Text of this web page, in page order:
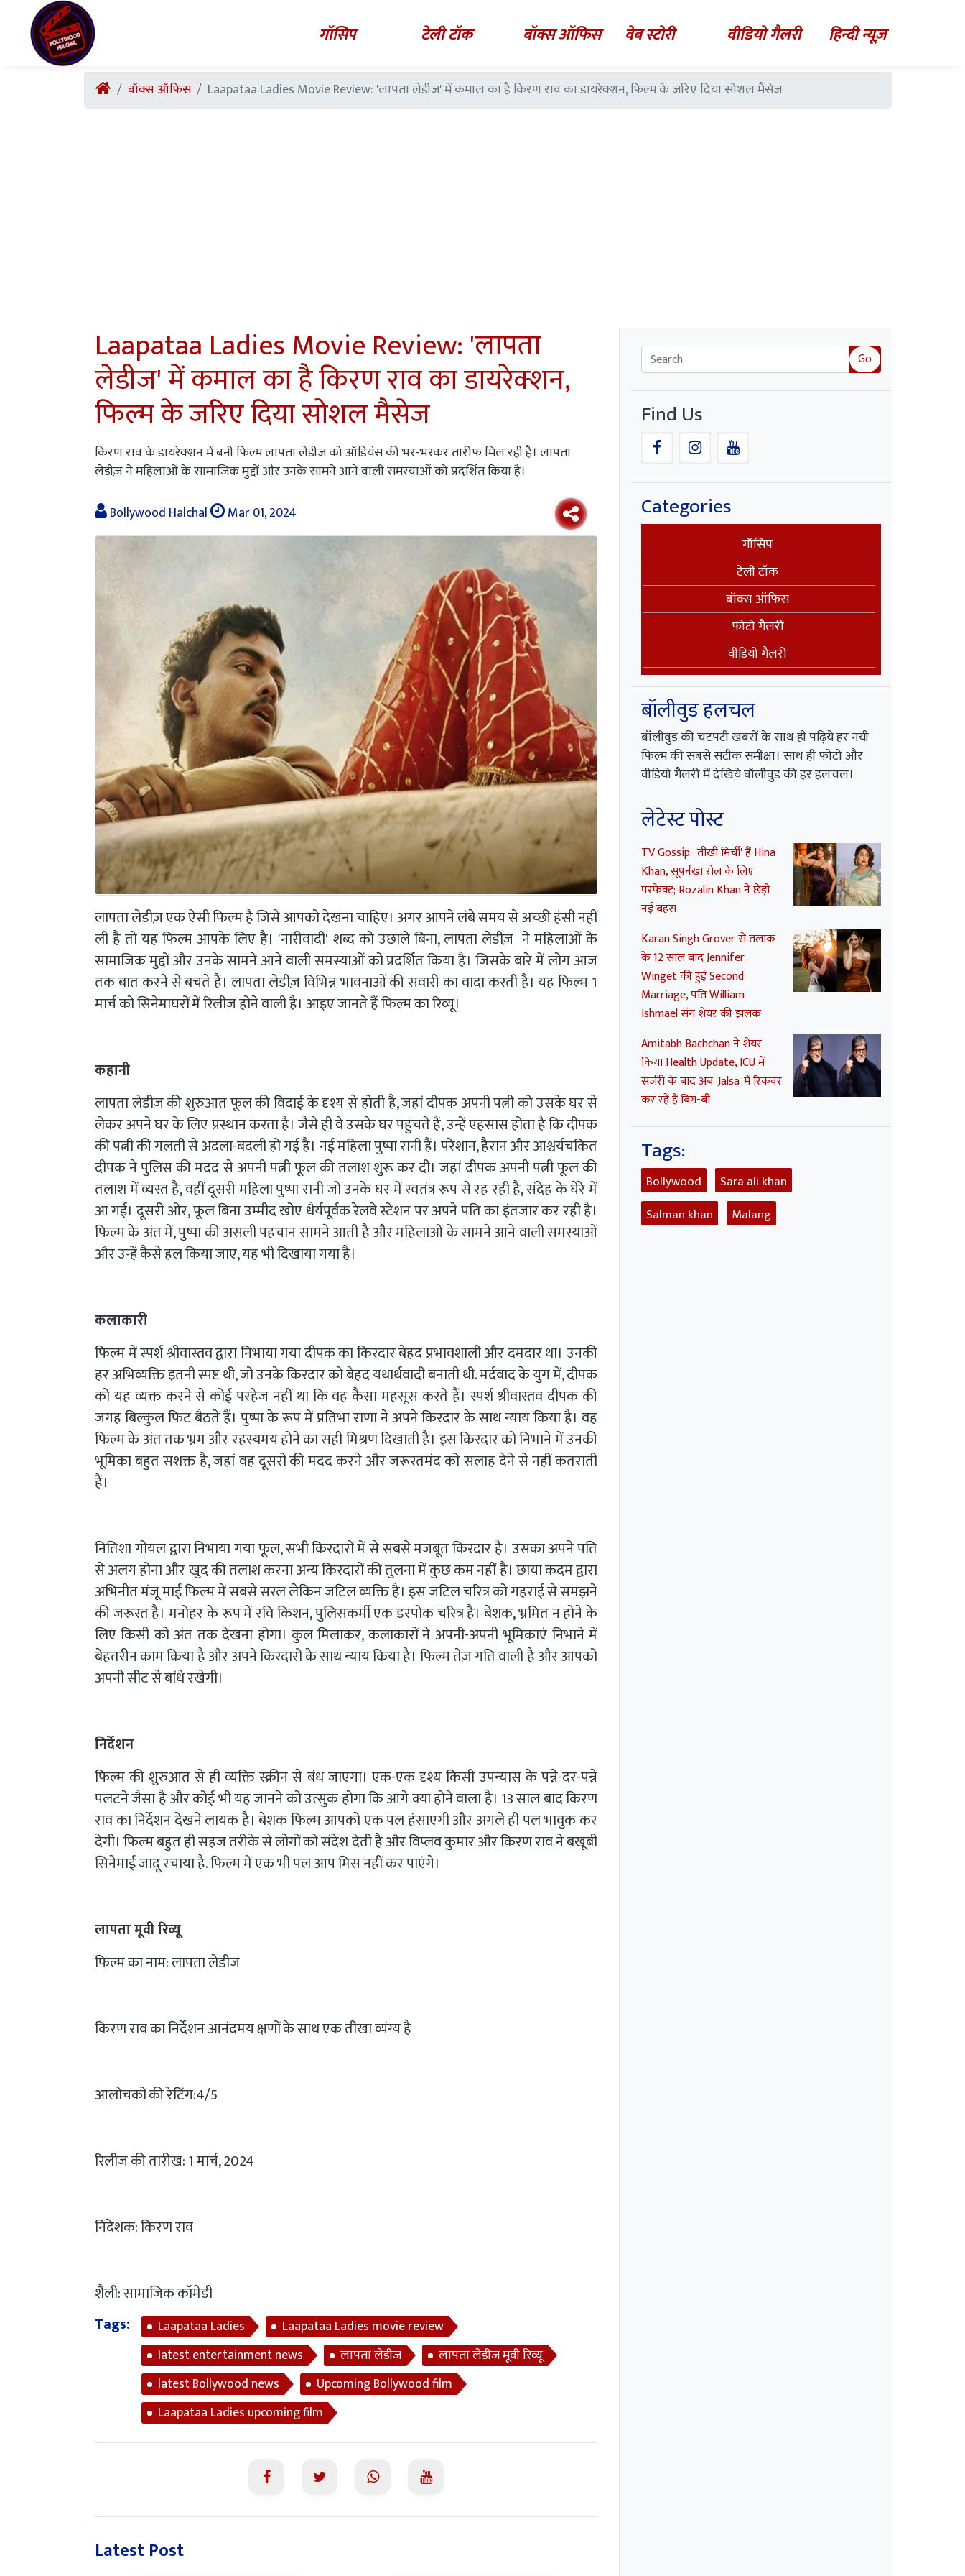
गॉसिप टेली टॉक बॉक्स ऑफिस वेब स्टोरी वीडियो गैलरी हिन्दी न्यूज़
बॉक्स ऑफिस Laapataa Ladies Movie Review: 'लापता लेडीज' में कमाल का है किरण राव का डायरेक्शन, फिल्म के जरिए दिया सोशल मैसेज
Laapataa Ladies Movie Review: 'लापता
लेडीज' में कमाल का है किरण राव का डायरेक्शन,
फिल्म के जरिए दिया सोशल मैसेज
किरण राव के डायरेक्शन में बनी फिल्म लापता लेडीज को ऑडियंस की भर-भरकर तारीफ मिल रही है। लापता
लेडीज़ ने महिलाओं के सामाजिक मुद्दों और उनके सामने आने वाली समस्याओं को प्रदर्शित किया है।
Bollywood Halchal
Mar 01, 2024
लापता लेडीज़ एक ऐसी फिल्म है जिसे आपको देखना चाहिए। अगर आपने लंबे समय से अच्छी हंसी नहीं
ली है तो यह फिल्म आपके लिए है। 'नारीवादी' शब्द को उछाले बिना, लापता लेडीज़ ने महिलाओं के
सामाजिक मुद्दों और उनके सामने आने वाली समस्याओं को प्रदर्शित किया है। जिसके बारे में लोग आज
तक बात करने से बचते हैं। लापता लेडीज़ विभिन्न भावनाओं की सवारी का वादा करती है। यह फिल्म 1
मार्च को सिनेमाघरों में रिलीज होने वाली है। आइए जानते हैं फिल्म का रिव्यू।
कहानी
लापता लेडीज़ की शुरुआत फूल की विदाई के दृश्य से होती है, जहां दीपक अपनी पत्नी को उसके घर से
लेकर अपने घर के लिए प्रस्थान करता है। जैसे ही वे उसके घर पहुंचते हैं, उन्हें एहसास होता है कि दीपक
की पत्नी की गलती से अदला-बदली हो गई है। नई महिला पुष्पा रानी हैं। परेशान, हैरान और आश्चर्यचकित
दीपक ने पुलिस की मदद से अपनी पत्नी फूल की तलाश शुरू कर दी। जहां दीपक अपनी पत्नी फूल की
तलाश में व्यस्त है, वहीं दूसरी महिला पुष्पा रानी जो उनके घर में स्वतंत्र रूप से रह रही है, संदेह के घेरे में
आ गई। दूसरी ओर, फूल बिना उम्मीद खोए धैर्यपूर्वक रेलवे स्टेशन पर अपने पति का इंतजार कर रही है।
फिल्म के अंत में, पुष्पा की असली पहचान सामने आती है और महिलाओं के सामने आने वाली समस्याओं
और उन्हें कैसे हल किया जाए, यह भी दिखाया गया है।
कलाकारी
फिल्म में स्पर्श श्रीवास्तव द्वारा निभाया गया दीपक का किरदार बेहद प्रभावशाली और दमदार था। उनकी
हर अभिव्यक्ति इतनी स्पष्ट थी, जो उनके किरदार को बेहद यथार्थवादी बनाती थी. मर्दवाद के युग में, दीपक
को यह व्यक्त करने से कोई परहेज नहीं था कि वह कैसा महसूस करते हैं। स्पर्श श्रीवास्तव दीपक की
जगह बिल्कुल फिट बैठते हैं। पुष्पा के रूप में प्रतिभा राणा ने अपने किरदार के साथ न्याय किया है। वह
फिल्म के अंत तक भ्रम और रहस्यमय होने का सही मिश्रण दिखाती है। इस किरदार को निभाने में उनकी
भूमिका बहुत सशक्त है, जहां वह दूसरों की मदद करने और जरूरतमंद को सलाह देने से नहीं कतराती
हैं।
नितिशा गोयल द्वारा निभाया गया फूल, सभी किरदारों में से सबसे मजबूत किरदार है। उसका अपने पति
से अलग होना और खुद की तलाश करना अन्य किरदारों की तुलना में कुछ कम नहीं है। छाया कदम द्वारा
अभिनीत मंजू माई फिल्म में सबसे सरल लेकिन जटिल व्यक्ति है। इस जटिल चरित्र को गहराई से समझने
की जरूरत है। मनोहर के रूप में रवि किशन, पुलिसकर्मी एक डरपोक चरित्र है। बेशक, भ्रमित न होने के
लिए किसी को अंत तक देखना होगा। कुल मिलाकर, कलाकारों ने अपनी-अपनी भूमिकाएं निभाने में
बेहतरीन काम किया है और अपने किरदारों के साथ न्याय किया है। फिल्म तेज़ गति वाली है और आपको
अपनी सीट से बांधे रखेगी।
निर्देशन
फिल्म की शुरुआत से ही व्यक्ति स्क्रीन से बंध जाएगा। एक-एक दृश्य किसी उपन्यास के पन्ने-दर-पन्ने
पलटने जैसा है और कोई भी यह जानने को उत्सुक होगा कि आगे क्या होने वाला है। 13 साल बाद किरण
राव का निर्देशन देखने लायक है। बेशक फिल्म आपको एक पल हंसाएगी और अगले ही पल भावुक कर
देगी। फिल्म बहुत ही सहज तरीके से लोगों को संदेश देती है और विप्लव कुमार और किरण राव ने बखूबी
सिनेमाई जादू रचाया है. फिल्म में एक भी पल आप मिस नहीं कर पाएंगे।
लापता मूवी रिव्यू
फिल्म का नाम: लापता लेडीज
किरण राव का निर्देशन आनंदमय क्षणों के साथ एक तीखा व्यंग्य है
आलोचकों की रेटिंग:4/5
रिलीज की तारीख: 1 मार्च, 2024
निदेशक: किरण राव
शैली: सामाजिक कॉमेडी
Tags:
Laapataa Ladies
Laapataa Ladies movie review
latest entertainment news
लापता लेडीज
लापता लेडीज मूवी रिव्यू
latest Bollywood news
Upcoming Bollywood film
Laapataa Ladies upcoming film
Latest Post
Go
Find Us
Categories
गॉसिप
टेली टॉक
बॉक्स ऑफिस
फोटो गैलरी
वीडियो गैलरी
बॉलीवुड हलचल
बॉलीवुड की चटपटी खबरों के साथ ही पढ़िये हर नयी
फिल्म की सबसे सटीक समीक्षा। साथ ही फोटो और
वीडियो गैलरी में देखिये बॉलीवुड की हर हलचल।
लेटेस्ट पोस्ट
TV Gossip: 'तीखी मिर्ची' हैं Hina
Khan, सूपर्नखा रोल के लिए
परफेक्ट; Rozalin Khan ने छेड़ी
नई बहस
Karan Singh Grover से तलाक
के 12 साल बाद Jennifer
Winget की हुई Second
Marriage, पति William
Ishmael संग शेयर की झलक
Amitabh Bachchan ने शेयर
किया Health Update, ICU में
सर्जरी के बाद अब 'Jalsa' में रिकवर
कर रहे हैं बिग-बी
Tags:
Bollywood
Sara ali khan
Salman khan
Malang